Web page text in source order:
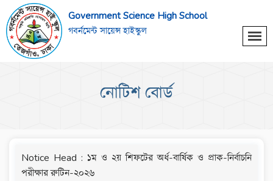
Government Science High School
গবর্নমেন্ট সায়েন্স হাইস্কুল
নোটিশ বোর্ড
Notice Head : ১ম ও ২য় শিফটের অর্ধ-বার্ষিক ও প্রাক-নির্বাচনি
পরীক্ষার রুটিন-২০২৬